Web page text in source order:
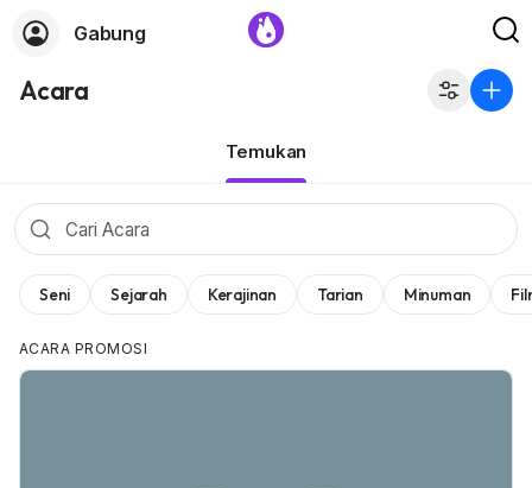
Gabung
Acara
Temukan
Seni Sejarah Kerajinan Tarian Minuman
ACARA PROMOSI